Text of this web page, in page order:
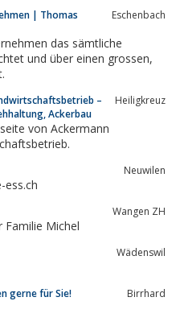
| Thomas
Eschenbach
das sämtliche
und über einen grossen,
–
Ackerbau
Heiligkreuz
von Ackermann
Neuwilen
ess.ch
Wangen ZH
Familie Michel
Wädenswil
gerne für Sie! Birrhard